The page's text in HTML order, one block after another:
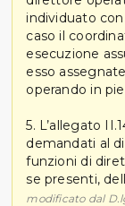
individuato
caso il
esecuzione
esso
operando in
5. L’allegato
demandati al
funzioni di
se presenti,
modificato dal